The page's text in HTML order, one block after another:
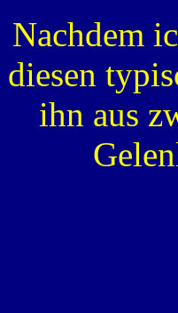
Nachdem
diesen
ihn aus